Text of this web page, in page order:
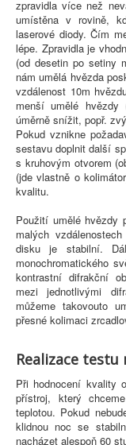
zpravidla více než
umístěna v rovině,
laserové diody. Čím
lépe. Zpravidla je
(od desetin po setiny
nám umělá hvězda
vzdálenost 10m
menší umělé
úměrně snížit, popř.
Pokud vznikne
sestavu doplnit další
s kruhovým otvorem
(jde vlastně o
kvalitu.
Použití umělé hvězdy
malých
disku je stabilní.
monochromatického
kontrastní difrakční
mezi jednotlivými
můžeme takovouto
přesné kolimaci
Realizace testu
Při hodnocení kvality
přístroj, který
teplotou. Pokud
klidnou noc se
nacházet alespoň 60